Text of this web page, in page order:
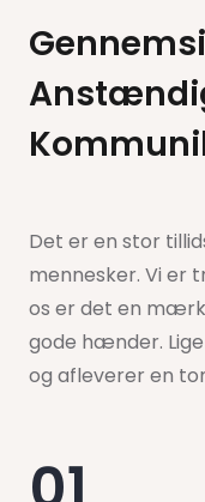
Det er en stor
mennesker. Vi er
os er det en
gode hænder.
og afleverer en